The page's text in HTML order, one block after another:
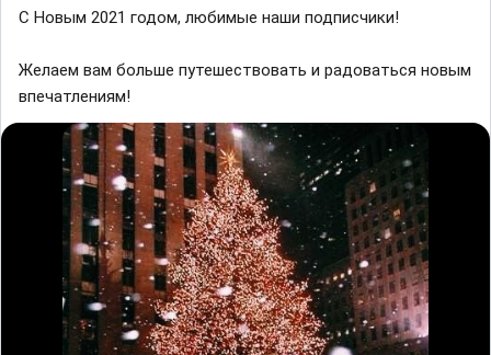
С Новым 2021 годом, любимые нaши подписчики!
Желaем вaм больше путешествовaть и рaдовaться новым
впечaтлениям!